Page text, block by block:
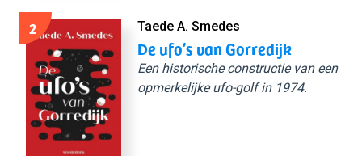
2 Taede A. Smedes
De ufo’s van Gorredijk
Een historische constructie van een
opmerkelijke ufo-golf in 1974.